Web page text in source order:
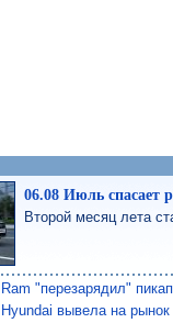
06.08 Июль спасает
Второй месяц лета
Ram "перезарядил"
Hyundai вывела на